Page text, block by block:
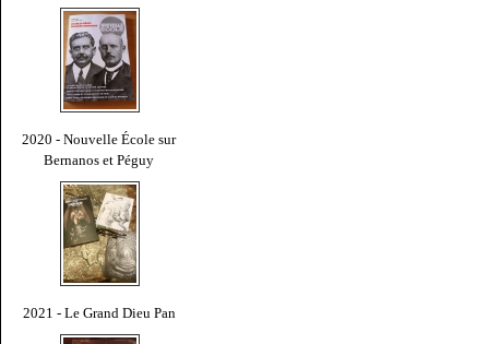
2020 - Nouvelle École sur
Bernanos et Péguy
2021 - Le Grand Dieu Pan